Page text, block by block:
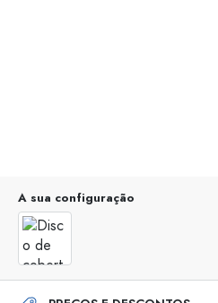
A sua configuração